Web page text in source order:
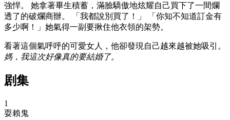
強悍。 她拿著畢生積蓄，滿臉驕傲地炫耀自己買下了一間爛
透了的破爛商辦。 「我都說別買了！」 「你知不知道訂金有
多少啊！」她氣得一副要揪住他衣領的架勢。
看著這個氣呼呼的可愛女人，他卻發現自己越來越被她吸引。
媽，我這次好像真的要結婚了。
剧集
1
耍賴鬼